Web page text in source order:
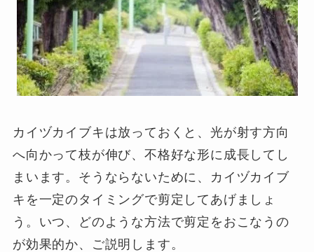
カイヅカイブキは放っておくと、光が射す方向
へ向かって枝が伸び、不格好な形に成長してし
まいます。そうならないために、カイヅカイブ
キを一定のタイミングで剪定してあげましょ
う。いつ、どのような方法で剪定をおこなうの
が効果的か、ご説明します。